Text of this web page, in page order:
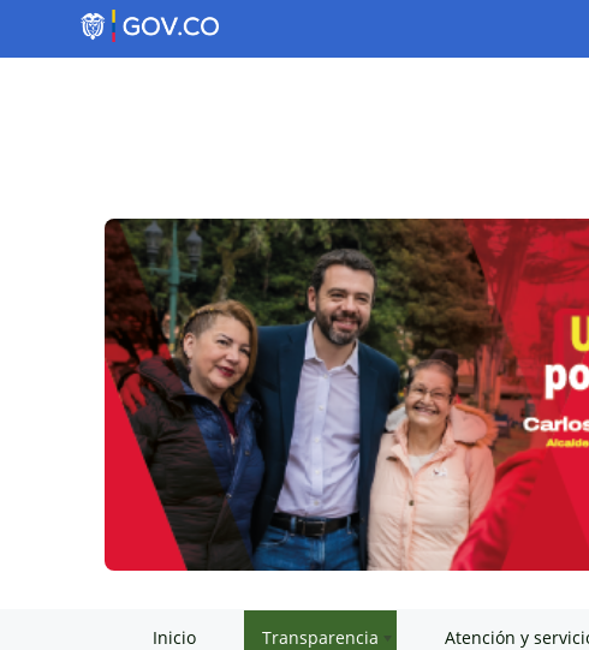
Inicio Transparencia Atención y